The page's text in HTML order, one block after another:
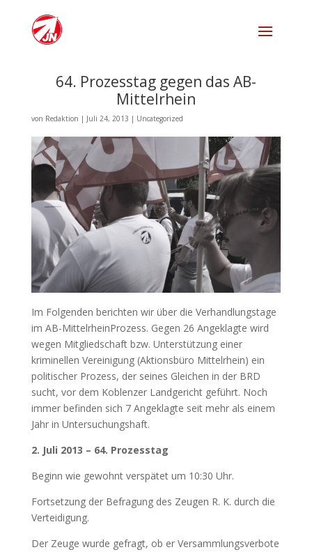
64. Prozesstag gegen das AB-
Mittelrhein
von Redaktion | Juli 24, 2013 | Uncategorized
Im Folgenden berichten wir über die Verhandlungstage
im AB-MittelrheinProzess. Gegen 26 Angeklagte wird
wegen Mitgliedschaft bzw. Unterstützung einer
kriminellen Vereinigung (Aktionsbüro Mittelrhein) ein
politischer Prozess, der seines Gleichen in der BRD
sucht, vor dem Koblenzer Landgericht geführt. Noch
immer befinden sich 7 Angeklagte seit mehr als einem
Jahr in Untersuchungshaft.
2. Juli 2013 – 64. Prozesstag
Beginn wie gewohnt verspätet um 10:30 Uhr.
Fortsetzung der Befragung des Zeugen R. K. durch die
Verteidigung.
Der Zeuge wurde gefragt, ob er Versammlungsverbote